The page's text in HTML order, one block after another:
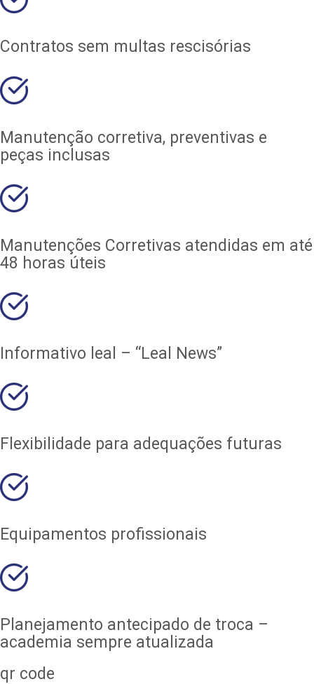
Contratos sem multas rescisórias
Manutenção corretiva, preventivas e
peças inclusas
Manutenções Corretivas atendidas em até
48 horas úteis
Informativo leal – “Leal News”
Flexibilidade para adequações futuras
Equipamentos profissionais
Planejamento antecipado de troca –
academia sempre atualizada
qr code